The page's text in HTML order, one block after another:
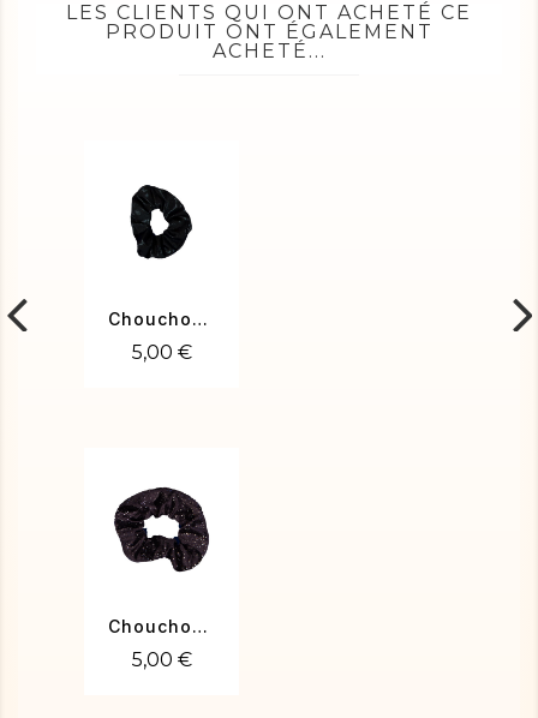
LES CLIENTS QUI ONT ACHETÉ CE
PRODUIT ONT ÉGALEMENT
ACHETÉ...
Chouchou poudré noir
5,00 €
Chouchou velours noir métallisé argent
5,00 €